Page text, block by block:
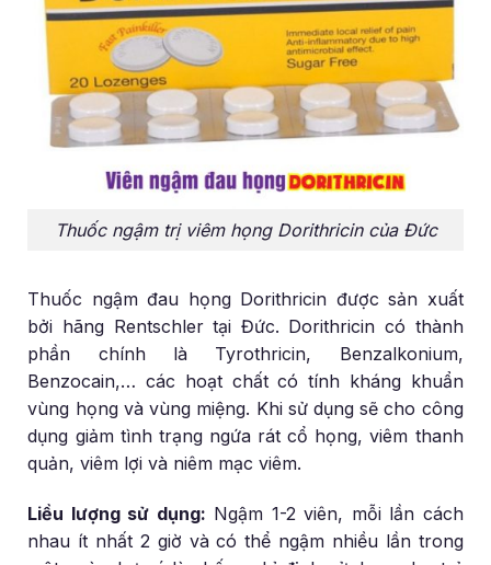
Thuốc ngậm trị viêm họng Dorithricin của Đức
Thuốc ngậm đau họng Dorithricin được sản xuất
bởi hãng Rentschler tại Đức. Dorithricin có thành
phần chính là Tyrothricin, Benzalkonium,
Benzocain,… các hoạt chất có tính kháng khuẩn
vùng họng và vùng miệng. Khi sử dụng sẽ cho công
dụng giảm tình trạng ngứa rát cổ họng, viêm thanh
quản, viêm lợi và niêm mạc viêm.
Liều lượng sử dụng: Ngậm 1-2 viên, mỗi lần cách
nhau ít nhất 2 giờ và có thể ngậm nhiều lần trong